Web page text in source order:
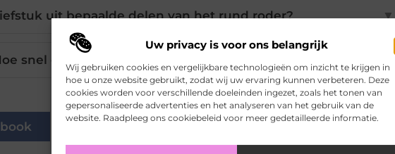
Uw privacy is voor ons belangrijk
Wij gebruiken cookies en vergelijkbare technologieën om inzicht te krijgen in
hoe u onze website gebruikt, zodat wij uw ervaring kunnen verbeteren. Deze
cookies worden voor verschillende doeleinden ingezet, zoals het tonen van
gepersonaliseerde advertenties en het analyseren van het gebruik van de
website. Raadpleeg ons cookiebeleid voor meer gedetailleerde informatie.
uit bepaalde delen van het rund roder? ▼
snel ontvang ik mijn bestelling?
Pinterest